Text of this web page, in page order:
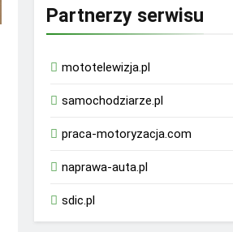
Partnerzy serwisu
mototelewizja.pl
samochodziarze.pl
praca-motoryzacja.com
naprawa-auta.pl
sdic.pl